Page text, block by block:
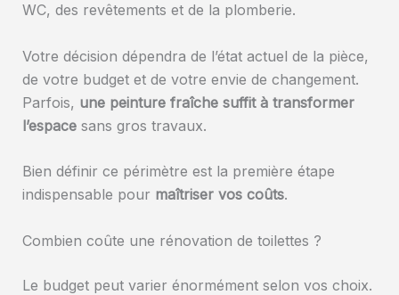
WC, des revêtements et de la plomberie.
Votre décision dépendra de l’état actuel de la pièce,
de votre budget et de votre envie de changement.
Parfois, une peinture fraîche suffit à transformer
l’espacesans gros travaux.
Bien définir ce périmètre est la première étape
indispensable pour maîtriser vos coûts.
Combien coûte une rénovation de toilettes ?
Le budget peut varier énormément selon vos choix.